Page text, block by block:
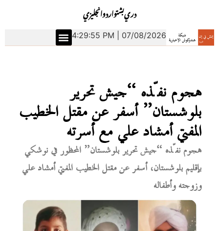
انجليزياردوبشتودري
4:29:55 PM | 07/08/2026
هجوم نفّذه “جيش تحرير
بلوشستان” أسفر عن مقتل الخطيب
المفتي أمشاد علي مع أسرته
هجوم نفّذه “جيش تحرير بلوشستان” المحظور في نوشكي
بإقليم بلوشستان، أسفر عن مقتل الخطيب المفتي أمشاد علي
وزوجته وأطفاله